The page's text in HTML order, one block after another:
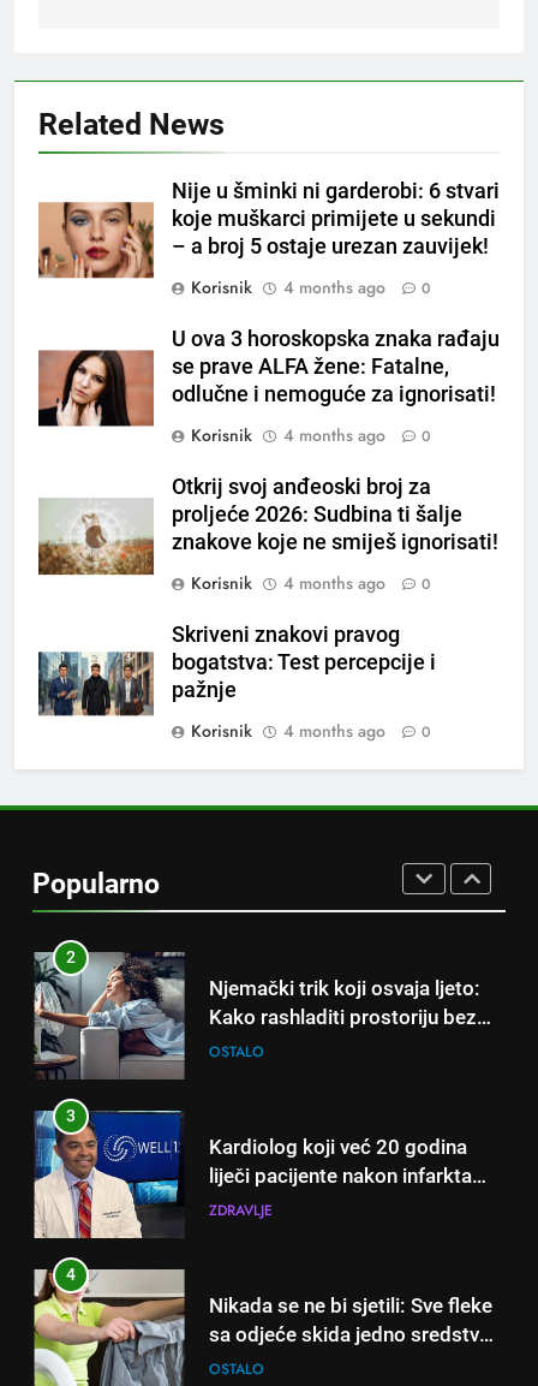
Related News
Nije u šminki ni garderobi: 6 stvari
koje muškarci primijete u sekundi
– a broj 5 ostaje urezan zauvijek!
Korisnik
4 months ago 0
U ova 3 horoskopska znaka rađaju
se prave ALFA žene: Fatalne,
odlučne i nemoguće za ignorisati!
Korisnik
4 months ago 0
Otkrij svoj anđeoski broj za
proljeće 2026: Sudbina ti šalje
znakove koje ne smiješ ignorisati!
Korisnik
4 months ago 0
Skriveni znakovi pravog
bogatstva: Test percepcije i
pažnje
Korisnik
4 months ago 0
Popularno
Čaj od lovora i cimeta – prirodni
napitak za svakodnevnu rutinu
OSTALO
ČISTAČ JETRE: Uzmite gutljaj
na prazan stomak i crijeva će
raditi kao sat, zaboravit ćete na
loše varenje
Tračevi su njihova glavna
preokupacija: Ljudi rođeni u ova
tri znaka najviše vole ogovarati
OSTALO
Piće od smreke – prirodni
napitak koji se često spominje
kod šećerne bolesti
OSTALO
čak će se i “suhi štap”
ukorijeniti! Stari vrtlarski trik koji
iskusni baštovani čuvaju
2
Njemački trik koji osvaja ljeto:
Kako rashladiti prostoriju bez
klime i velikih računa za struju!
OSTALO
3
Kardiolog koji već 20 godina
liječi pacijente nakon infarkta
otkrio: Ove 4 jutarnje navike
dana!
ZDRAVLJE
4
Nikada se ne bi sjetili: Sve fleke
sa odjeće skida jedno sredstvo
koje svi imamo u kući
OSTALO